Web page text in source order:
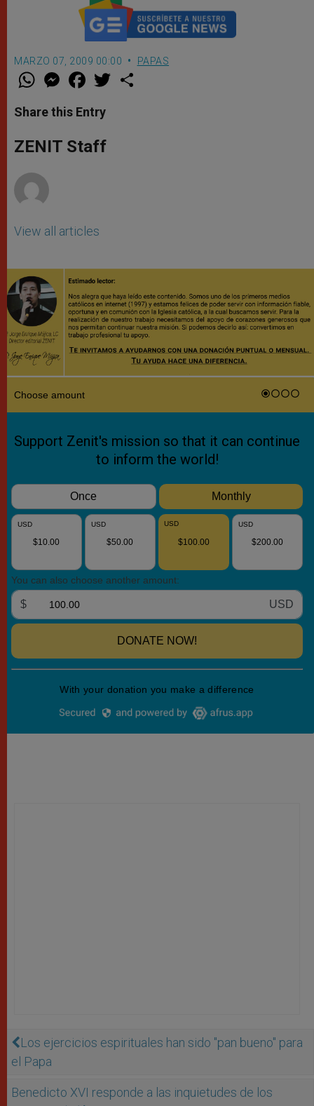
MARZO 07, 2009 00:00 PAPAS
W
t
s
p
p
M
e
s
e
g
e
F
a
e
b
o
k
w
Share this Entry
ZENIT Staff
View all articles
Los ejercicios espirituales han sido "pan bueno" para
el Papa
Benedicto XVI responde a las inquietudes de los